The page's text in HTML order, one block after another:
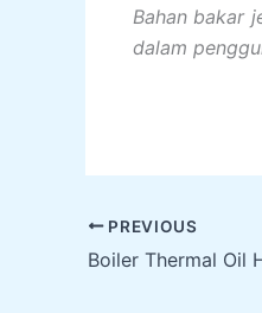
Bahan bakar
dalam
PREVIOUS
Boiler Thermal Oil